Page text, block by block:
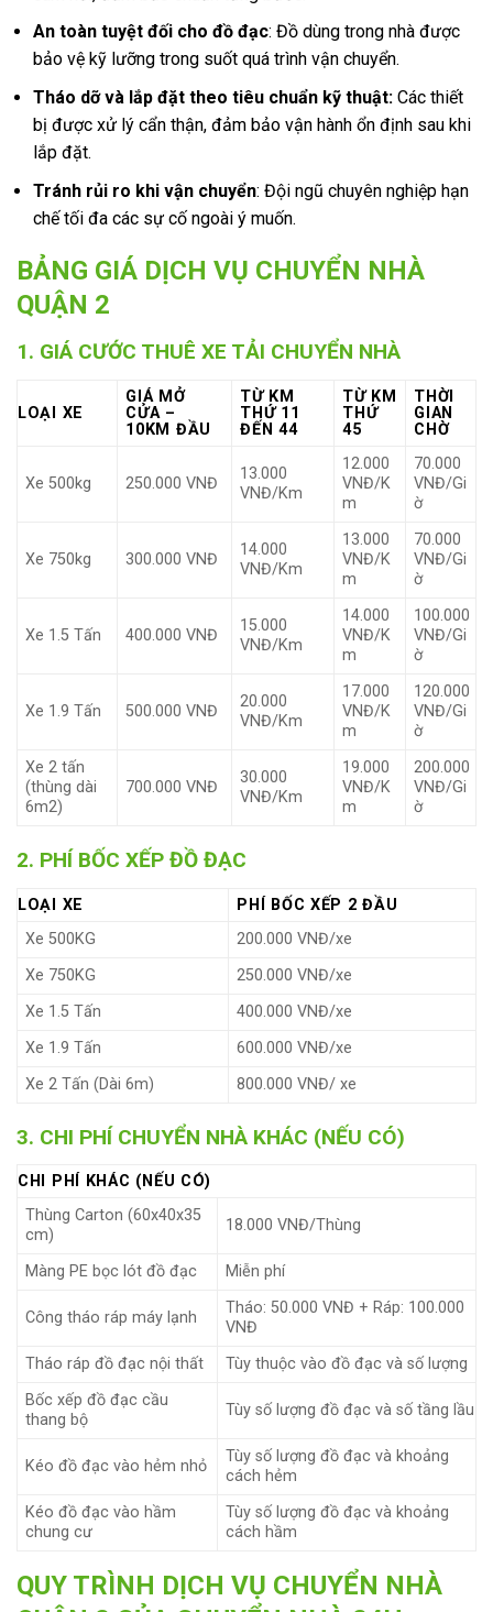
An toàn tuyệt đối cho đồ đạc: Đồ dùng trong nhà được
bảo vệ kỹ lưỡng trong suốt quá trình vận chuyển.
Tháo dỡ và lắp đặt theo tiêu chuẩn kỹ thuật: Các thiết
bị được xử lý cẩn thận, đảm bảo vận hành ổn định sau khi
lắp đặt.
Tránh rủi ro khi vận chuyển: Đội ngũ chuyên nghiệp hạn
chế tối đa các sự cố ngoài ý muốn.
BẢNG GIÁ DỊCH VỤ CHUYỂN NHÀ
QUẬN 2
1. GIÁ CƯỚC THUÊ XE TẢI CHUYỂN NHÀ
LOẠI XE
GIÁ MỞ
CỬA –
10KM ĐẦU
TỪ KM
THỨ 11
ĐẾN 44
TỪ KM
THỨ
45
THỜI
GIAN
CHỜ
Xe 500kg 250.000 VNĐ
13.000
VNĐ/Km
12.000
VNĐ/K
m
70.000
VNĐ/Gi
ờ
Xe 750kg 300.000 VNĐ
14.000
VNĐ/Km
13.000
VNĐ/K
m
70.000
VNĐ/Gi
ờ
Xe 1.5 Tấn 400.000 VNĐ
15.000
VNĐ/Km
14.000
VNĐ/K
m
100.000
VNĐ/Gi
ờ
Xe 1.9 Tấn 500.000 VNĐ
20.000
VNĐ/Km
17.000
VNĐ/K
m
120.000
VNĐ/Gi
ờ
Xe 2 tấn
(thùng dài
6m2)
700.000 VNĐ
30.000
VNĐ/Km
19.000
VNĐ/K
m
200.000
VNĐ/Gi
ờ
2. PHÍ BỐC XẾP ĐỒ ĐẠC
LOẠI XE
PHÍ BỐC XẾP 2 ĐẦU
Xe 500KG
200.000 VNĐ/xe
Xe 750KG
250.000 VNĐ/xe
Xe 1.5 Tấn
400.000 VNĐ/xe
Xe 1.9 Tấn
600.000 VNĐ/xe
Xe 2 Tấn (Dài 6m)
800.000 VNĐ/ xe
3. CHI PHÍ CHUYỂN NHÀ KHÁC (NẾU CÓ)
CHI PHÍ KHÁC (NẾU CÓ)
Thùng Carton (60x40x35
cm)
18.000 VNĐ/Thùng
Màng PE bọc lót đồ đạc Miễn phí
Công tháo ráp máy lạnh
Tháo: 50.000 VNĐ + Ráp: 100.000
VNĐ
Tháo ráp đồ đạc nội thất
Tùy thuộc vào đồ đạc và số lượng
Bốc xếp đồ đạc cầu
thang bộ
Tùy số lượng đồ đạc và số tầng lầu
Kéo đồ đạc vào hẻm nhỏ
Tùy số lượng đồ đạc và khoảng
cách hẻm
Kéo đồ đạc vào hầm
chung cư
Tùy số lượng đồ đạc và khoảng
cách hầm
QUY TRÌNH DỊCH VỤ CHUYỂN NHÀ